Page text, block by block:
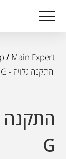
Main Expert
/
התקנה גלויה - TADIRAN G
G